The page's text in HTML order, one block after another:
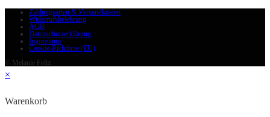
Zahlungsarten & Versandkosten
Widerrufsbelehrung
AGB
Datenschutzerklärung
Impressum
Cookie-Richtlinie (EU)
© Melanie Felix
×
Warenkorb